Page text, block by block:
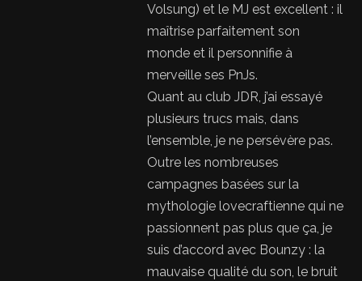
Volsung) et le MJ est excellent : il
maîtrise parfaitement son
monde et il personnifie à
merveille ses PnJs.
Quant au club JDR, j’ai essayé
plusieurs trucs mais, dans
l’ensemble, je ne persévère pas.
Outre les nombreuses
campagnes basées sur la
mythologie lovecraftienne qui ne
passionnent pas plus que ça, je
suis d’accord avec Bounzy : la
mauvaise qualité du son, le bruit